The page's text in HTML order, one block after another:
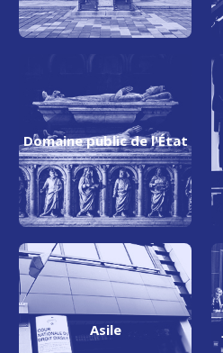
Domaine public de l'État
Asile